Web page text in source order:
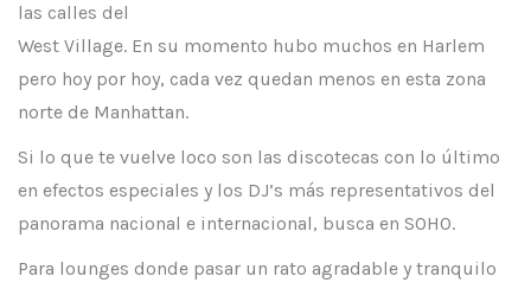
las calles del
West Village. En su momento hubo muchos en Harlem
pero hoy por hoy, cada vez quedan menos en esta zona
norte de Manhattan.
Si lo que te vuelve loco son las discotecas con lo último
en efectos especiales y los DJ’s más representativos del
panorama nacional e internacional, busca en SOHO.
Para lounges donde pasar un rato agradable y tranquilo